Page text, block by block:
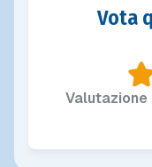
Vota
Valutazione